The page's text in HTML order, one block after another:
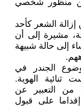
من منظور شخصي
عن إزالة الشعر كأحد
مشيرة إلى أن
إلى حالة شبيهة
موضوع الجندر في
ثنائية الهوية.
من التعبير عن
على قبول